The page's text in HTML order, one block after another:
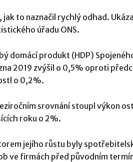
jak to naznačil rychlý odhad.
úřadu ONS.
domácí produkt (HDP)
2019 zvýšil o 0,5% oproti
o 0,2%.
srovnání stoupl výkon
roku o 2%.
jejího růstu byly
ve firmách před původním